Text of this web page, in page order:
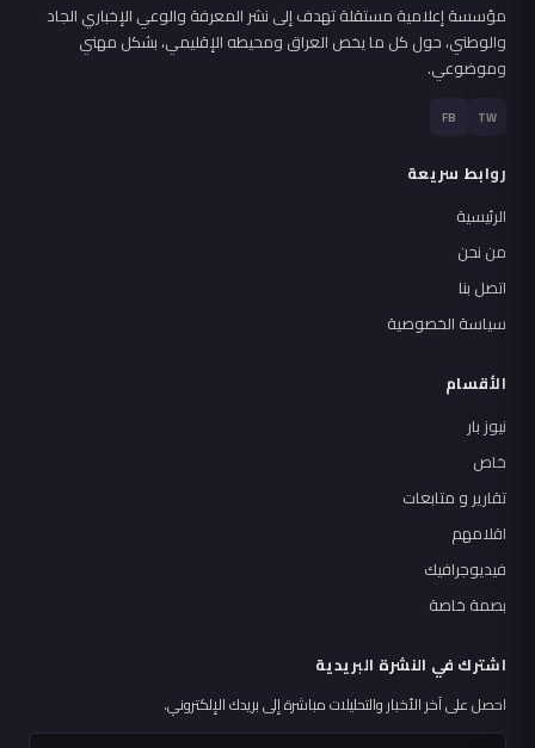
مؤسسة إعلامية مستقلة تهدف إلى نشر المعرفة والوعي الإخباري الجاد
والوطني، حول كل ما يخص العراق ومحيطه الإقليمي، بشكل مهني
وموضوعي.
TW
FB
روابط سريعة
الرئيسية
من نحن
اتصل بنا
سياسة الخصوصية
الأقسام
نيوز بار
خاص
تقارير و متابعات
اقلامهم
فيديوجرافيك
بصمة خاصة
اشترك في النشرة البريدية
احصل على آخر الأخبار والتحليلات مباشرة إلى بريدك الإلكتروني.